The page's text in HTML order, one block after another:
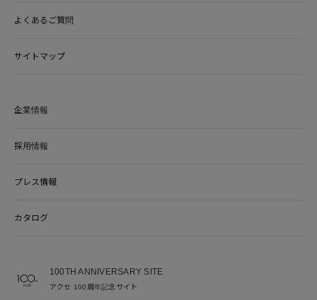
よくあるご質問
サイトマップ
企業情報
採用情報
プレス情報
カタログ
100TH ANNIVERSARY SITE
アクセ 100周年記念サイト